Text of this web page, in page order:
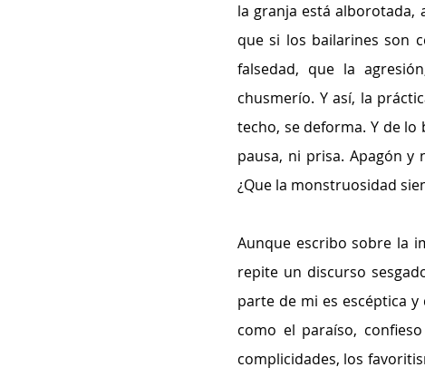
la granja está alborotada,
que si los bailarines son
falsedad, que la
chusmerío. Y así, la
techo, se deforma. Y de lo
pausa, ni prisa. Apagón y
¿Que la monstruosidad
Aunque escribo sobre la
repite un discurso
parte de mi es escéptica
como el paraíso,
complicidades, los